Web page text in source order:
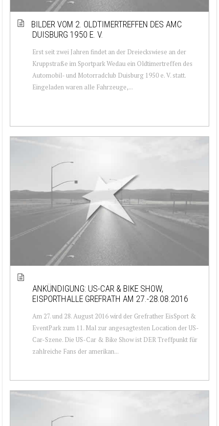
BILDER VOM 2. OLDTIMERTREFFEN DES AMC
DUISBURG 1950 E. V.
Erst seit zwei Jahren findet an der Dreieckswiese an der
Kruppstraße im Sportpark Wedau ein Oldtimertreffen des
Automobil- und Motorradclub Duisburg 1950 e. V. statt.
Eingeladen waren alle Fahrzeuge,...
ANKÜNDIGUNG: US-CAR & BIKE SHOW,
EISPORTHALLE GREFRATH AM 27.-28.08.2016
Am 27. und 28. August 2016 wird der Grefrather EisSport &
EventPark zum 11. Mal zur angesagtesten Location der US-
Car-Szene. Die US-Car & Bike Show ist DER Treffpunkt für
zahlreiche Fans der amerikan...